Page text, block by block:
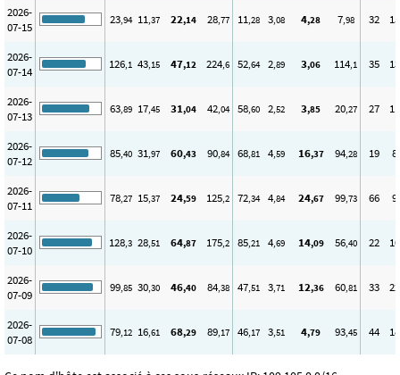
2026-
07-15
23,94 11,37 22,14 28,77 11,28 3,08 4,28 7,98 32 15
2026-
07-14
126,1 43,15 47,12 224,6 52,64 2,89 3,06 114,1 35 13
2026-
07-13
63,89 17,45 31,04 42,04 58,60 2,52 3,85 20,27 27 11
2026-
07-12
85,40 31,97 60,43 90,84 68,81 4,59 16,37 94,28 19 8
2026-
07-11
78,27 15,37 24,59 125,2 72,34 4,84 24,67 99,73 66 9
2026-
07-10
128,3 28,51 64,87 175,2 85,21 4,69 14,09 56,40 22 10
2026-
07-09
99,85 30,30 46,40 84,38 47,51 3,71 12,36 60,81 33 22
2026-
07-08
79,12 16,61 68,29 89,17 46,17 3,51 4,79 93,45 44 18